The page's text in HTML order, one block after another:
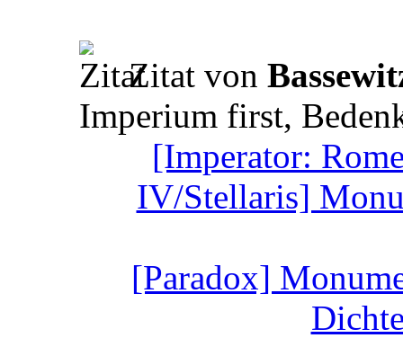
Zitat von
Imperium first,
[Imperator:
IV/Stellaris]
[Paradox]